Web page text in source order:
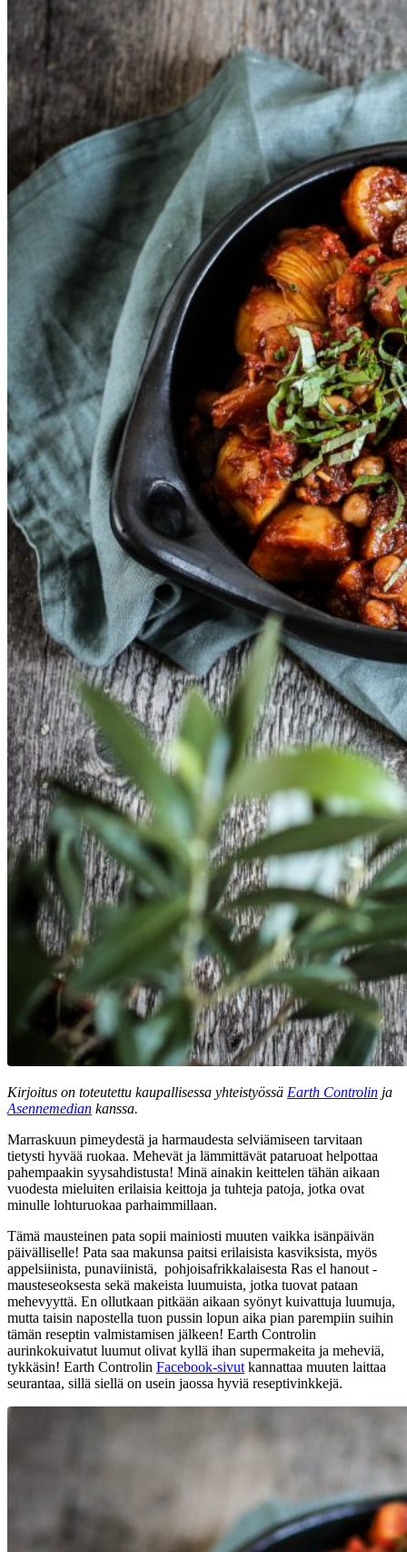
Kirjoitus on toteutettu kaupallisessa yhteistyössä Earth Controlin ja
Asennemedian kanssa.
Marraskuun pimeydestä ja harmaudesta selviämiseen tarvitaan
tietysti hyvää ruokaa. Mehevät ja lämmittävät pataruoat helpottaa
pahempaakin syysahdistusta! Minä ainakin keittelen tähän aikaan
vuodesta mieluiten erilaisia keittoja ja tuhteja patoja, jotka ovat
minulle lohturuokaa parhaimmillaan.
Tämä mausteinen pata sopii mainiosti muuten vaikka isänpäivän
päivälliselle! Pata saa makunsa paitsi erilaisista kasviksista, myös
appelsiinista, punaviinistä, pohjoisafrikkalaisesta Ras el hanout -
mausteseoksesta sekä makeista luumuista, jotka tuovat pataan
mehevyyttä. En ollutkaan pitkään aikaan syönyt kuivattuja luumuja,
mutta taisin napostella tuon pussin lopun aika pian parempiin suihin
tämän reseptin valmistamisen jälkeen! Earth Controlin
aurinkokuivatut luumut olivat kyllä ihan supermakeita ja meheviä,
tykkäsin! Earth Controlin Facebook-sivut kannattaa muuten laittaa
seurantaa, sillä siellä on usein jaossa hyviä reseptivinkkejä.